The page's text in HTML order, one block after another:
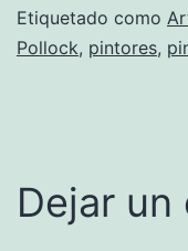
Etiquetado como
Pollock, pintores,
Dejar